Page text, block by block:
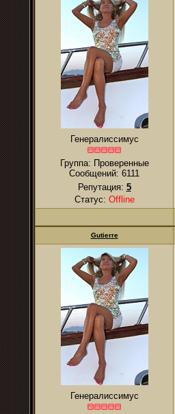
Генералиссимус
Группа: Проверенные
Сообщений: 6111
Репутация: 5
Статус: Offline
Gutierre
Генералиссимус